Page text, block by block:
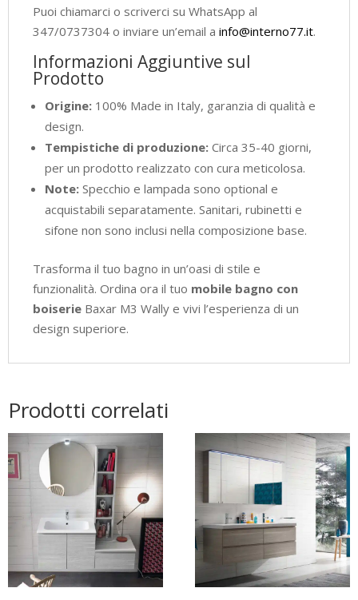
Puoi chiamarci o scriverci su WhatsApp al
347/0737304 o inviare un’email a info@interno77.it.
Informazioni Aggiuntive sul
Prodotto
Origine: 100% Made in Italy, garanzia di qualità e
design.
Tempistiche di produzione: Circa 35-40 giorni,
per un prodotto realizzato con cura meticolosa.
Note: Specchio e lampada sono optional e
acquistabili separatamente. Sanitari, rubinetti e
sifone non sono inclusi nella composizione base.
Trasforma il tuo bagno in un’oasi di stile e
funzionalità. Ordina ora il tuo mobile bagno con
boiserie Baxar M3 Wally e vivi l’esperienza di un
design superiore.
Prodotti correlati